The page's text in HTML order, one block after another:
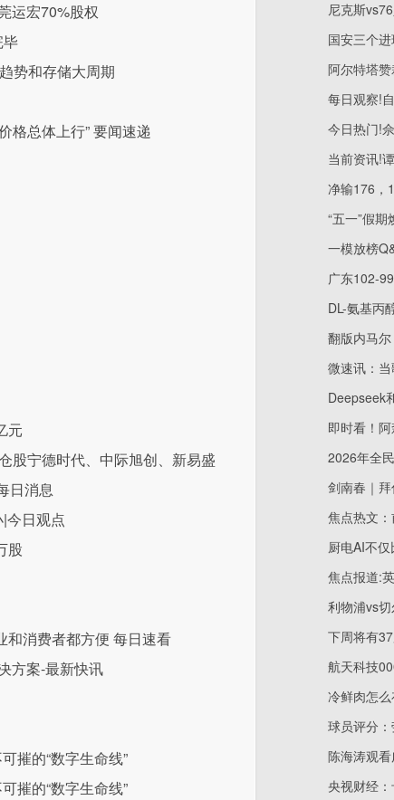
运宏70%股权
势和存储大周期
格总体上行” 要闻速递
元
股宁德时代、中际旭创、新易盛
日消息
今日观点
股
和消费者都方便 每日速看
方案-最新快讯
摧的“数字生命线”
摧的“数字生命线”
一模放榜
2026年全
陈海涛观